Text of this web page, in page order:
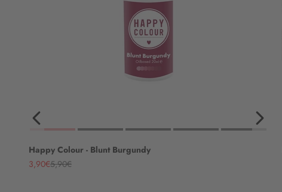
Happy Colour - Blunt Burgundy
Angebot
3,90€Regulärer Preis
5,90€